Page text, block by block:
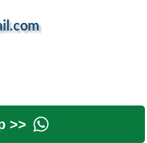
>>